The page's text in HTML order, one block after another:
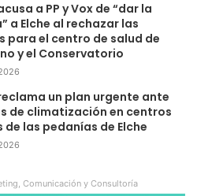
a PP y Vox de “dar la
a Elche al rechazar las
para el centro de salud de
y el Conservatorio
reclama un plan urgente ante
de climatización en centros
de las pedanías de Elche
Comunicación y Consultoría